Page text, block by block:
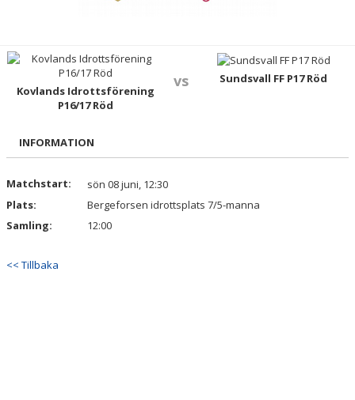
BILDGALLERI
DOKUMENT
KONTAKT
Kovlands Idrottsförening
P16/17 Röd
vs Sundsvall FF P17 Röd
INFORMATION
Matchstart:
sön 08 juni, 12:30
Plats:
Bergeforsen idrottsplats 7/5-manna
Samling:
12:00
<< Tillbaka